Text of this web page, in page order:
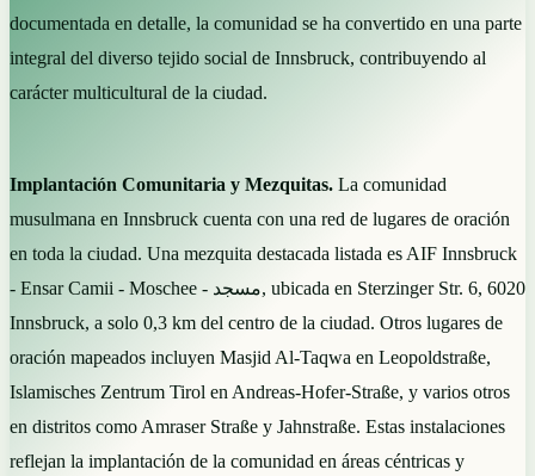
documentada en detalle, la comunidad se ha convertido en una parte
integral del diverso tejido social de Innsbruck, contribuyendo al
carácter multicultural de la ciudad.
Implantación Comunitaria y Mezquitas. La comunidad
musulmana en Innsbruck cuenta con una red de lugares de oración
en toda la ciudad. Una mezquita destacada listada es AIF Innsbruck
- Ensar Camii - Moschee - مسجد, ubicada en Sterzinger Str. 6, 6020
Innsbruck, a solo 0,3 km del centro de la ciudad. Otros lugares de
oración mapeados incluyen Masjid Al-Taqwa en Leopoldstraße,
Islamisches Zentrum Tirol en Andreas-Hofer-Straße, y varios otros
en distritos como Amraser Straße y Jahnstraße. Estas instalaciones
reflejan la implantación de la comunidad en áreas céntricas y